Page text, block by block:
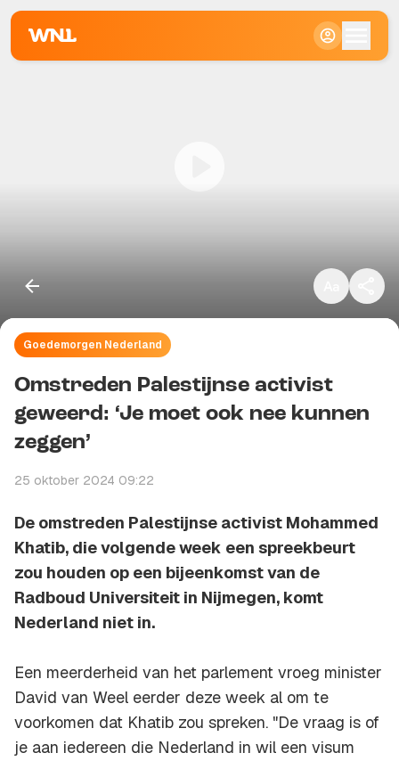
Goedemorgen Nederland
Omstreden Palestijnse activist
geweerd: ‘Je moet ook nee kunnen
zeggen’
25 oktober 2024 09:22
De omstreden Palestijnse activist Mohammed
Khatib, die volgende week een spreekbeurt
zou houden op een bijeenkomst van de
Radboud Universiteit in Nijmegen, komt
Nederland niet in.
Een meerderheid van het parlement vroeg minister
David van Weel eerder deze week al om te
voorkomen dat Khatib zou spreken. "De vraag is of
je aan iedereen die Nederland in wil een visum